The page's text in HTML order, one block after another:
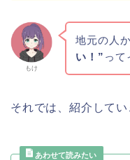
もけ
地元の人
い！” って
それでは、紹介してい